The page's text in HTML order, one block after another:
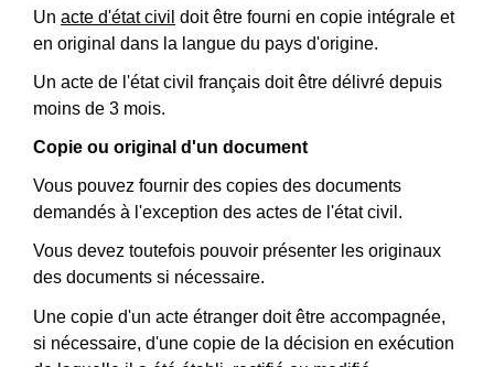
Un acte d'état civil doit être fourni en copie intégrale et
en original dans la langue du pays d'origine.
Un acte de l'état civil français doit être délivré depuis
moins de 3 mois.
Copie ou original d'un document
Vous pouvez fournir des copies des documents
demandés à l'exception des actes de l'état civil.
Vous devez toutefois pouvoir présenter les originaux
des documents si nécessaire.
Une copie d'un acte étranger doit être accompagnée,
si nécessaire, d'une copie de la décision en exécution